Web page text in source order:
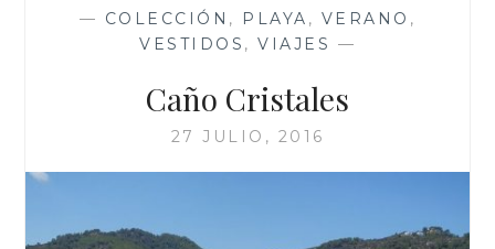
— COLECCIÓN , PLAYA , VERANO ,
VESTIDOS , VIAJES —
Caño Cristales
27 JULIO, 2016